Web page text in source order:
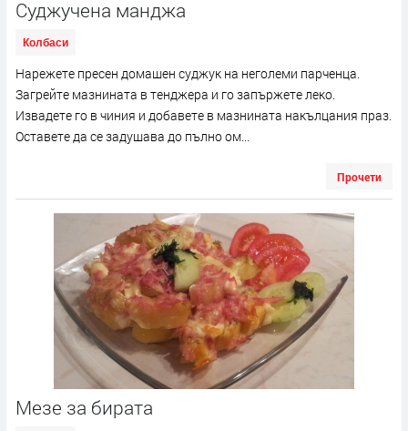
Суджучена манджа
Колбаси
Нарежете пресен домашен суджук на неголеми парченца.
Загрейте мазнината в тенджера и го запържете леко.
Извадете го в чиния и добавете в мазнината накълцания праз.
Оставете да се задушава до пълно ом...
Прочети
Мезе за бирата